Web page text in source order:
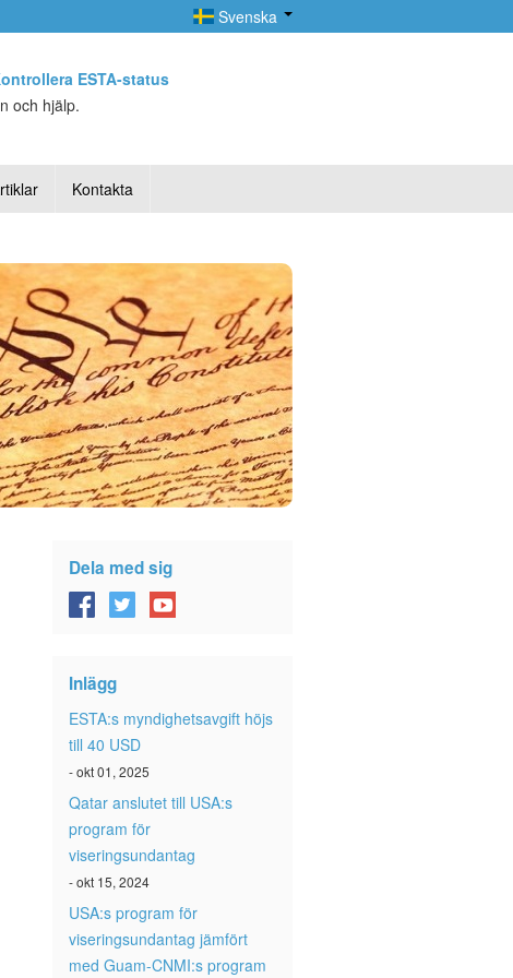
Svenska
ESTA-status
och hjälp.
Kontakta
Dela med sig
Inlägg
ESTA:s myndighetsavgift höjs
till 40 USD
- okt 01, 2025
Qatar anslutet till USA:s
program för
viseringsundantag
- okt 15, 2024
USA:s program för
viseringsundantag jämfört
med Guam-CNMI:s program